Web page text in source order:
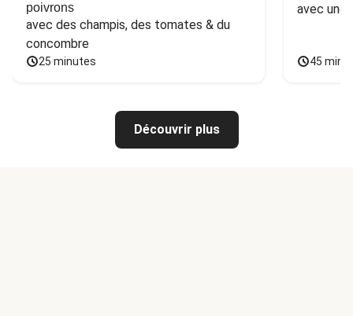
poivrons
avec des champis, des tomates & du
concombre
25 minutes
avec une
45
Découvrir plus